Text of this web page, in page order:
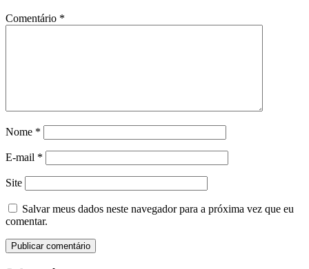
Comentário *
Nome *
E-mail *
Site
Salvar meus dados neste navegador para a próxima vez que eu
comentar.